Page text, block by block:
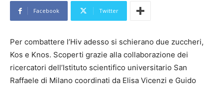
Facebook Twitter
Per combattere l’Hiv adesso si schierano due zuccheri,
Kos e Knos. Scoperti grazie alla collaborazione dei
ricercatori dell’Istituto scientifico universitario San
Raffaele di Milano coordinati da Elisa Vicenzi e Guido